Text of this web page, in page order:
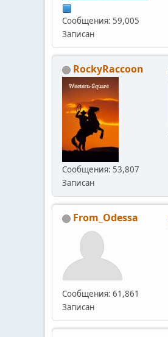
Сообщения: 59,005
Записан
RockyRaccoon
Сообщения: 53,807
Записан
From_Odessa
Сообщения: 61,861
Записан